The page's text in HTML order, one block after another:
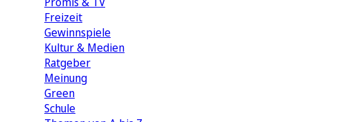
Freizeit
Gewinnspiele
Kultur & Medien
Ratgeber
Meinung
Green
Schule